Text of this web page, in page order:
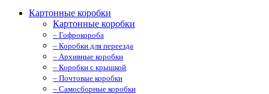
Картонные коробки
Картонные коробки
– Гофрокороба
– Коробки для переезда
– Архивные коробки
– Коробки с крышкой
– Почтовые коробки
– Самосборные коробки